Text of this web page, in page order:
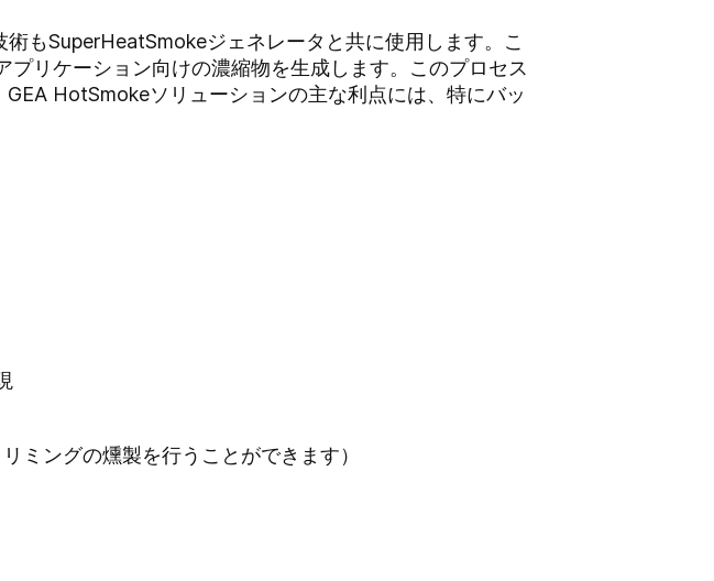
もSuperHeatSmokeジェネレータと共に使用します。こ
リケーション向けの濃縮物を生成します。このプロセス
HotSmokeソリューションの主な利点には、特にバッ
ミングの燻製を行うことができます）